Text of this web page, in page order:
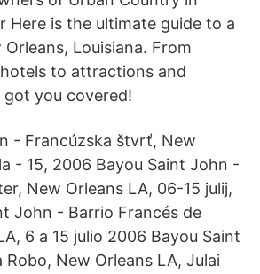
Here is the ultimate guide to a
Louisiana. From
to attractions and
got you covered!
- Francúzska štvrť, New
- 15, 2006 Bayou Saint John -
New Orleans LA, 06-15 julij,
John - Barrio Francés de
6 a 15 julio 2006 Bayou Saint
New Orleans LA, Julai